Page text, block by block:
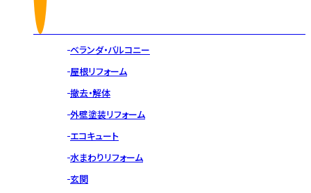
ベランダ・バルコニー
屋根リフォーム
撤去・解体
外壁塗装リフォーム
エコキュート
水まわりリフォーム
玄関